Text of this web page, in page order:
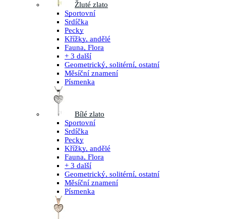
Žluté zlato
Sportovní
Srdíčka
Pecky
Křížky, andělé
Fauna, Flora
+ 3 další
Geometrický, solitérní, ostatní
Měsíční znamení
Písmenka
Bílé zlato
Sportovní
Srdíčka
Pecky
Křížky, andělé
Fauna, Flora
+ 3 další
Geometrický, solitérní, ostatní
Měsíční znamení
Písmenka